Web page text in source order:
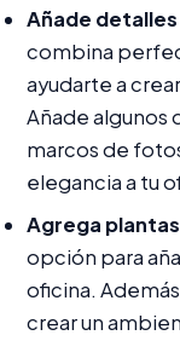
Añade
combina
ayudarte a
Añade algunos
marcos de
elegancia a tu
Agrega
opción para
oficina.
crear un